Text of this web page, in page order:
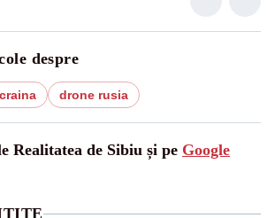
despre
drone rusia
Realitatea de Sibiu și pe Google